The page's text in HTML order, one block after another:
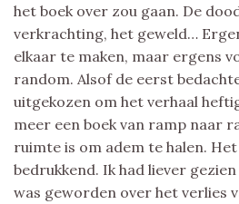
het boek over zou gaan. De
verkrachting, het geweld…
elkaar te maken, maar ergens
random. Alsof de eerst
uitgekozen om het verhaal
meer een boek van ramp naar
ruimte is om adem te halen.
bedrukkend. Ik had liever
was geworden over het verlies